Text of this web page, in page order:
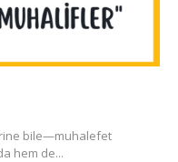
bile—muhalefet
hem de...